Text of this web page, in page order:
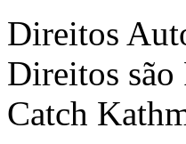
Direitos
Direitos são
Catch